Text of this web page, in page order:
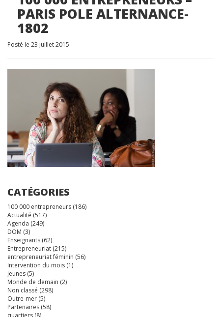
PARIS POLE ALTERNANCE-
1802
Posté le 23 juillet 2015
CATÉGORIES
100 000 entrepreneurs (186)
Actualité (517)
Agenda (249)
DOM (3)
Enseignants (62)
Entrepreneuriat (215)
entrepreneuriat féminin (56)
Intervention du mois (1)
jeunes (5)
Monde de demain (2)
Non classé (298)
Outre-mer (5)
Partenaires (58)
quartiers (8)